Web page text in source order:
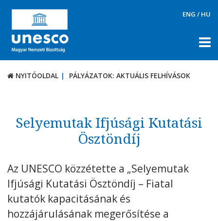
ENG / HU
NYITÓOLDAL PÁLYÁZATOK: AKTUÁLIS FELHÍVÁSOK
TÉMÁK
DOKUMENTUMTÁR
Aktuális felhívások
UNESCO díjak
KAPCSOLAT
NYITÓOLDAL PÁLYÁZATOK: AKTUÁLIS FELHÍVÁSOK
Selyemutak Ifjúsági Kutatási
Ösztöndíj
Az UNESCO közzétette a „Selyemutak
Ifjúsági Kutatási Ösztöndíj – Fiatal
kutatók kapacitásának és
hozzájárulásának megerősítése a